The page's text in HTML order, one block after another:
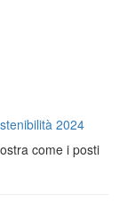
2024
come i posti